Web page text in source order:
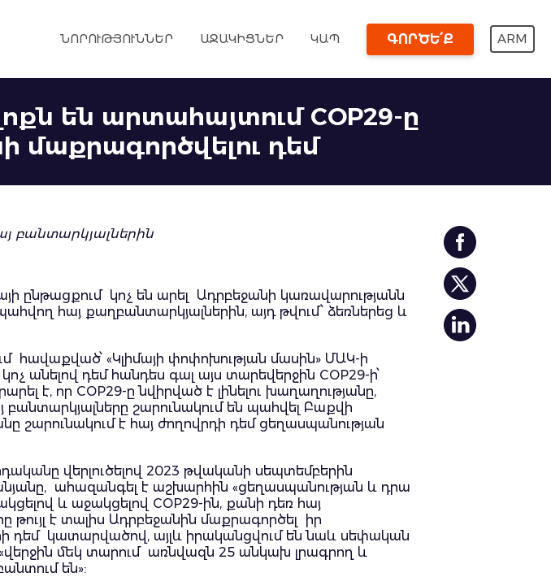
ՆՈՐՈՒԹՅՈՒՆՆԵՐ ԱՋԱԿԻՑՆԵՐ ԿԱՊ ԳՈՐԾԵ՛Ք ARM
են արտահայտում COP29-ը
մաքրագործվելու դեմ
բանտարկյալներին
ընթացքում կոչ են արել Ադրբեջանի կառավարությանն
հայ քաղբանտարկյալներին, այդ թվում՝ ձեռներեց և
հավաքված՝ «Կլիմայի փոփոխության մասին» ՄԱԿ-ի
անելով դեմ հանդես գալ այս տարեվերջին COP29-ի՝
է, որ COP29-ը նվիրված է լինելու խաղաղությանը,
բանտարկյալները շարունակում են պահվել Բաքվի
շարունակում է հայ ժողովրդի դեմ ցեղասպանության
վերլուծելով 2023 թվականի սեպտեմբերին
ահազանգել է աշխարհին «ցեղասպանության և դրա
և աջակցելով COP29-ին, քանի դեռ հայ
է տալիս Ադրբեջանին մաքրագործել իր
դեմ կատարվածով, այլև իրականցվում են նաև սեփական
մեկ տարում առնվազն 25 անկախ լրագրող և
են»: